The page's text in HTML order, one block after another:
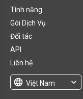
Tính năng
Gói Dịch Vụ
Đối tác
API
Liên hệ
language Việt Nam
expand_more